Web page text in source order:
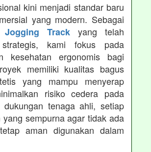
kini menjadi standar baru
yang modern. Sebagai
Jogging Trackyang telah
kami fokus pada
kesehatan ergonomis bagi
memiliki kualitas bagus
yang mampu menyerap
risiko cedera pada
tenaga ahli, setiap
sempurna agar tidak ada
aman digunakan dalam